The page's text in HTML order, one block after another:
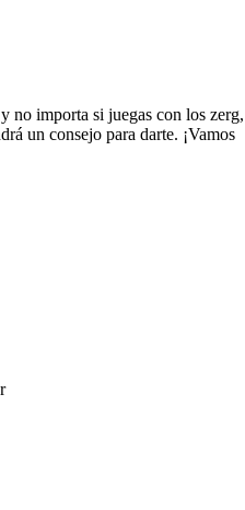
no importa si juegas con los zerg,
un consejo para darte. ¡Vamos